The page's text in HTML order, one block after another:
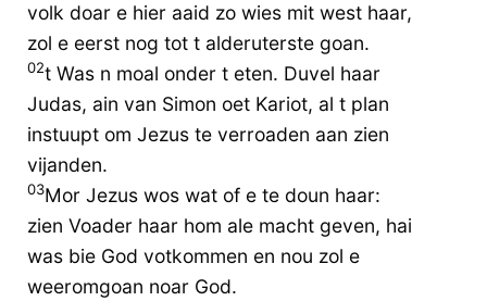
volk doar e hier aaid zo wies mit west haar,
zol e eerst nog tot t alderuterste goan.
02t Was n moal onder t eten. Duvel haar
Judas, ain van Simon oet Kariot, al t plan
instuupt om Jezus te verroaden aan zien
vijanden.
03Mor Jezus wos wat of e te doun haar:
zien Voader haar hom ale macht geven, hai
was bie God votkommen en nou zol e
weeromgoan noar God.